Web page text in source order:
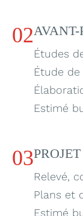
02AVANT-
Études
Étude de
Estimé
03PROJET
Relevé,
Plans et
Estimé